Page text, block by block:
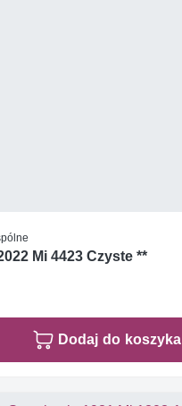
Mi 4423 Czyste **
Dodaj do koszyka